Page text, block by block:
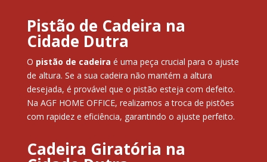
Pistão de Cadeira na
Cidade Dutra
O pistão de cadeira é uma peça crucial para o ajuste
de altura. Se a sua cadeira não mantém a altura
desejada, é provável que o pistão esteja com defeito.
Na AGF HOME OFFICE, realizamos a troca de pistões
com rapidez e eficiência, garantindo o ajuste perfeito.
Cadeira Giratória na